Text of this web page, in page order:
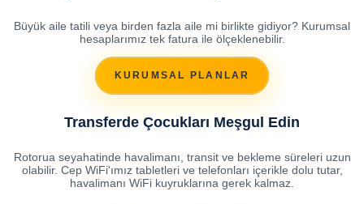
Büyük aile tatili veya birden fazla aile mi birlikte gidiyor? Kurumsal
hesaplarımız tek fatura ile ölçeklenebilir.
KURUMSAL PLANLAR
Transferde Çocukları Meşgul Edin
Rotorua seyahatinde havalimanı, transit ve bekleme süreleri uzun
olabilir. Cep WiFi'ımız tabletleri ve telefonları içerikle dolu tutar,
havalimanı WiFi kuyruklarına gerek kalmaz.